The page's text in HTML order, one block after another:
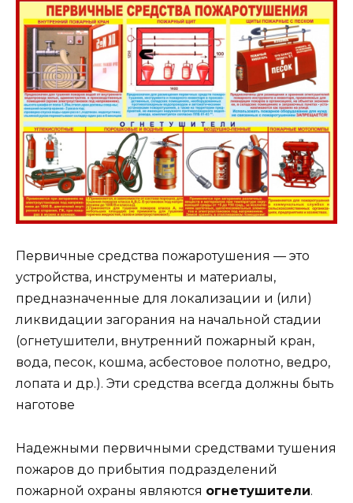
Первичные средства пожаротушения — это
устройства, инструменты и материалы,
предназначенные для локализации и (или)
ликвидации загорания на начальной стадии
(огнетушители, внутренний пожарный кран,
вода, песок, кошма, асбестовое полотно, ведро,
лопата и др.). Эти средства всегда должны быть
наготове
Надежными первичными средствами тушения
пожаров до прибытия подразделений
пожарной охраны являются огнетушители.